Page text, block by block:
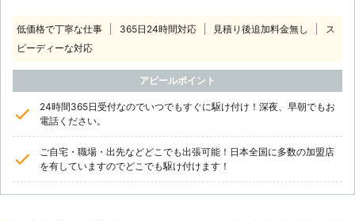
低価格で丁寧な仕事 365日24時間対応 見積り後追加料金無し
ス
ピーディーな対応
アピールポイント
24時間365日受付なのでいつでもすぐに駆け付け！深夜、早朝でもお
電話ください。
ご自宅・職場・出先などどこでも出張可能！日本全国に多数の加盟店
を有していますのでどこでも駆け付けます！